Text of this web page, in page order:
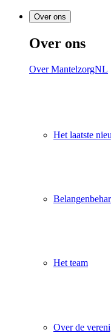
Over ons
Over ons
Over MantelzorgNL
Het laatste
Het team
Over de